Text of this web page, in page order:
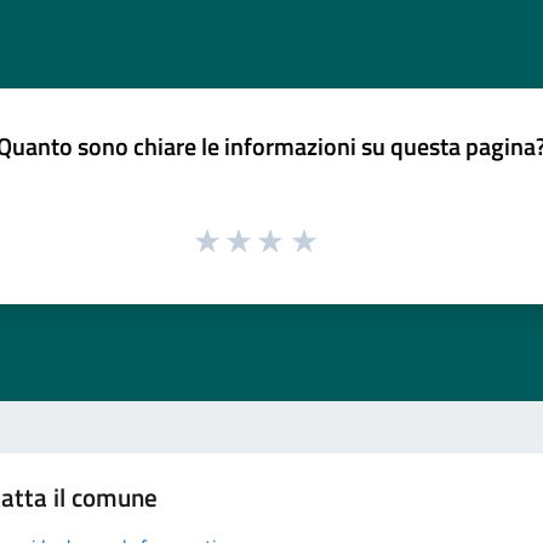
sono chiare le informazioni su questa
il comune